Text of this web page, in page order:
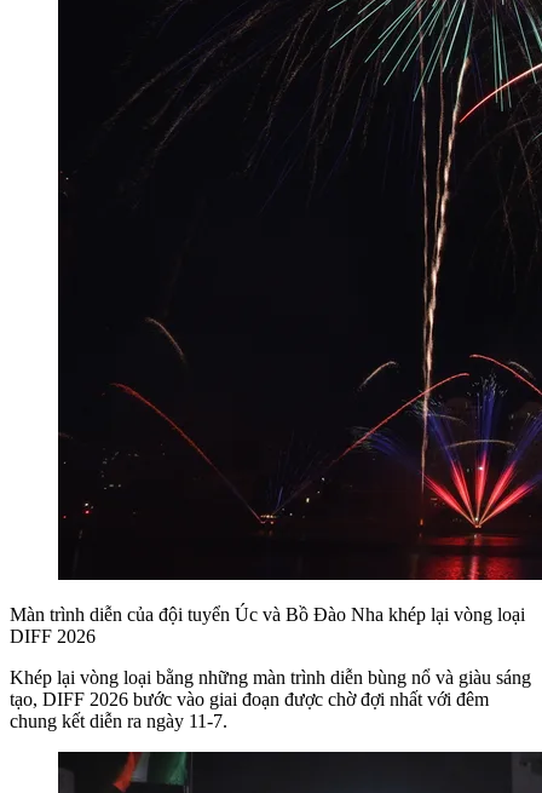
Màn trình diễn của đội tuyển Úc và Bồ Đào Nha khép lại vòng loại
DIFF 2026
Khép lại vòng loại bằng những màn trình diễn bùng nổ và giàu sáng
tạo, DIFF 2026 bước vào giai đoạn được chờ đợi nhất với đêm
chung kết diễn ra ngày 11-7.